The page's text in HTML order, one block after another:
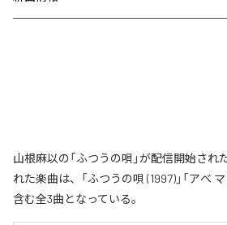
山根麻以の「ふつうの唄」が配信開始さ
れた楽曲は、「ふつうの唄 (1997)」「アベ
含む全3曲となっている。